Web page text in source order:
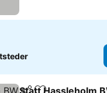
Statt Hassleholm